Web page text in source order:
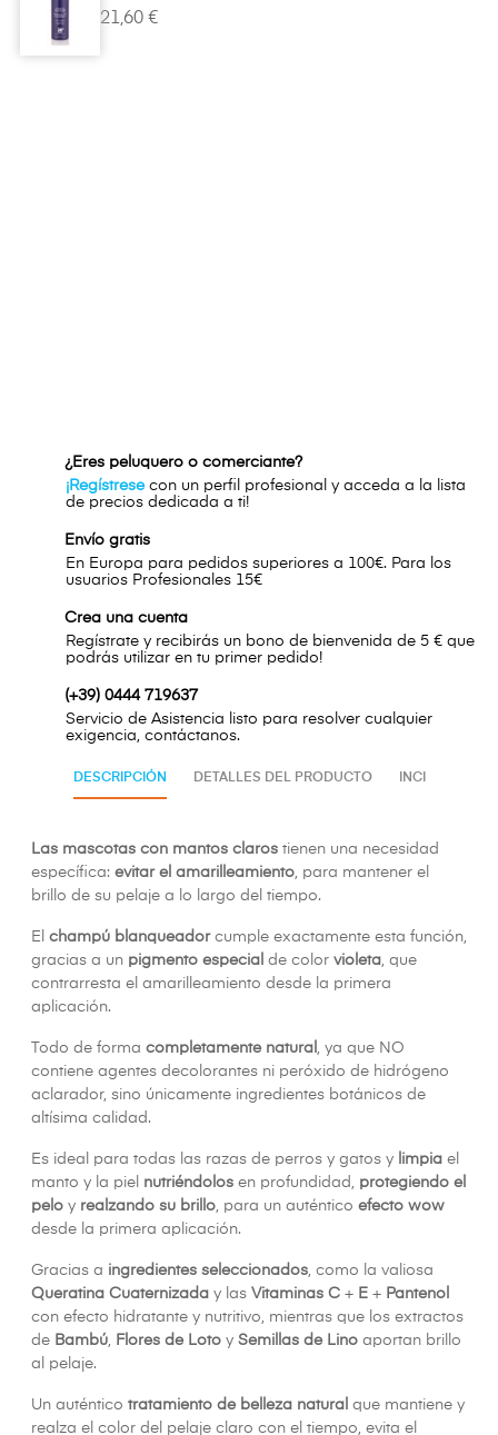
21,60 €
¿Eres peluquero o comerciante?
¡Regístresecon un perfil profesional y acceda a la lista
de precios dedicada a ti!
Envío gratis
En Europa para pedidos superiores a 100€. Para los
usuarios Profesionales 15€
Crea una cuenta
Regístrate y recibirás un bono de bienvenida de 5 € que
podrás utilizar en tu primer pedido!
(+39) 0444 719637
Servicio de Asistencia listo para resolver cualquier
exigencia, contáctanos.
DESCRIPCIÓN DETALLES DEL PRODUCTO INCI
Las mascotas con mantos claros tienen una necesidad
específica: evitar el amarilleamiento, para mantener el
brillo de su pelaje a lo largo del tiempo.
El champú blanqueadorcumple exactamente esta función,
gracias a un pigmento especial de color violeta, que
contrarresta el amarilleamiento desde la primera
aplicación.
Todo de forma completamente natural , ya que NO
contiene agentes decolorantes ni peróxido de hidrógeno
aclarador, sino únicamente ingredientes botánicos de
altísima calidad.
Es ideal para todas las razas de perros y gatos y limpia el
manto y la piel nutriéndolos en profundidad, protegiendo el
pelo y realzando su brillo, para un auténtico efecto wow
desde la primera aplicación.
Gracias a ingredientes seleccionados, como la valiosa
Queratina Cuaternizada y las Vitaminas C + E + Pantenol
con efecto hidratante y nutritivo, mientras que los extractos
de Bambú, Flores de Loto y Semillas de Lino aportan brillo
al pelaje.
Un auténtico tratamiento de belleza natural que mantiene y
realza el color del pelaje claro con el tiempo, evita el